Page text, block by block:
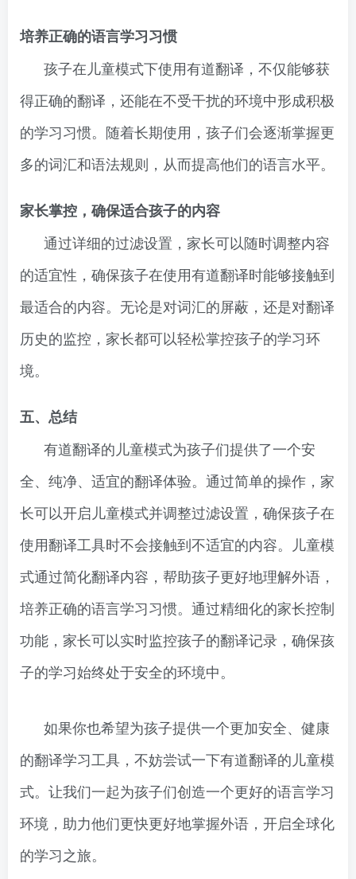
培养正确的语言学习习惯
孩子在儿童模式下使用有道翻译，不仅能够获
得正确的翻译，还能在不受干扰的环境中形成积极
的学习习惯。随着长期使用，孩子们会逐渐掌握更
多的词汇和语法规则，从而提高他们的语言水平。
家长掌控，确保适合孩子的内容
通过详细的过滤设置，家长可以随时调整内容
的适宜性，确保孩子在使用有道翻译时能够接触到
最适合的内容。无论是对词汇的屏蔽，还是对翻译
历史的监控，家长都可以轻松掌控孩子的学习环
境。
五、总结
有道翻译的儿童模式为孩子们提供了一个安
全、纯净、适宜的翻译体验。通过简单的操作，家
长可以开启儿童模式并调整过滤设置，确保孩子在
使用翻译工具时不会接触到不适宜的内容。儿童模
式通过简化翻译内容，帮助孩子更好地理解外语，
培养正确的语言学习习惯。通过精细化的家长控制
功能，家长可以实时监控孩子的翻译记录，确保孩
子的学习始终处于安全的环境中。
如果你也希望为孩子提供一个更加安全、健康
的翻译学习工具，不妨尝试一下有道翻译的儿童模
式。让我们一起为孩子们创造一个更好的语言学习
环境，助力他们更快更好地掌握外语，开启全球化
的学习之旅。